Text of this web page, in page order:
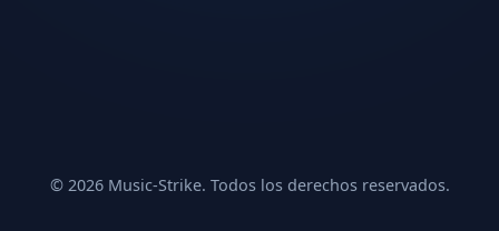
© 2026 Music-Strike. Todos los derechos reservados.